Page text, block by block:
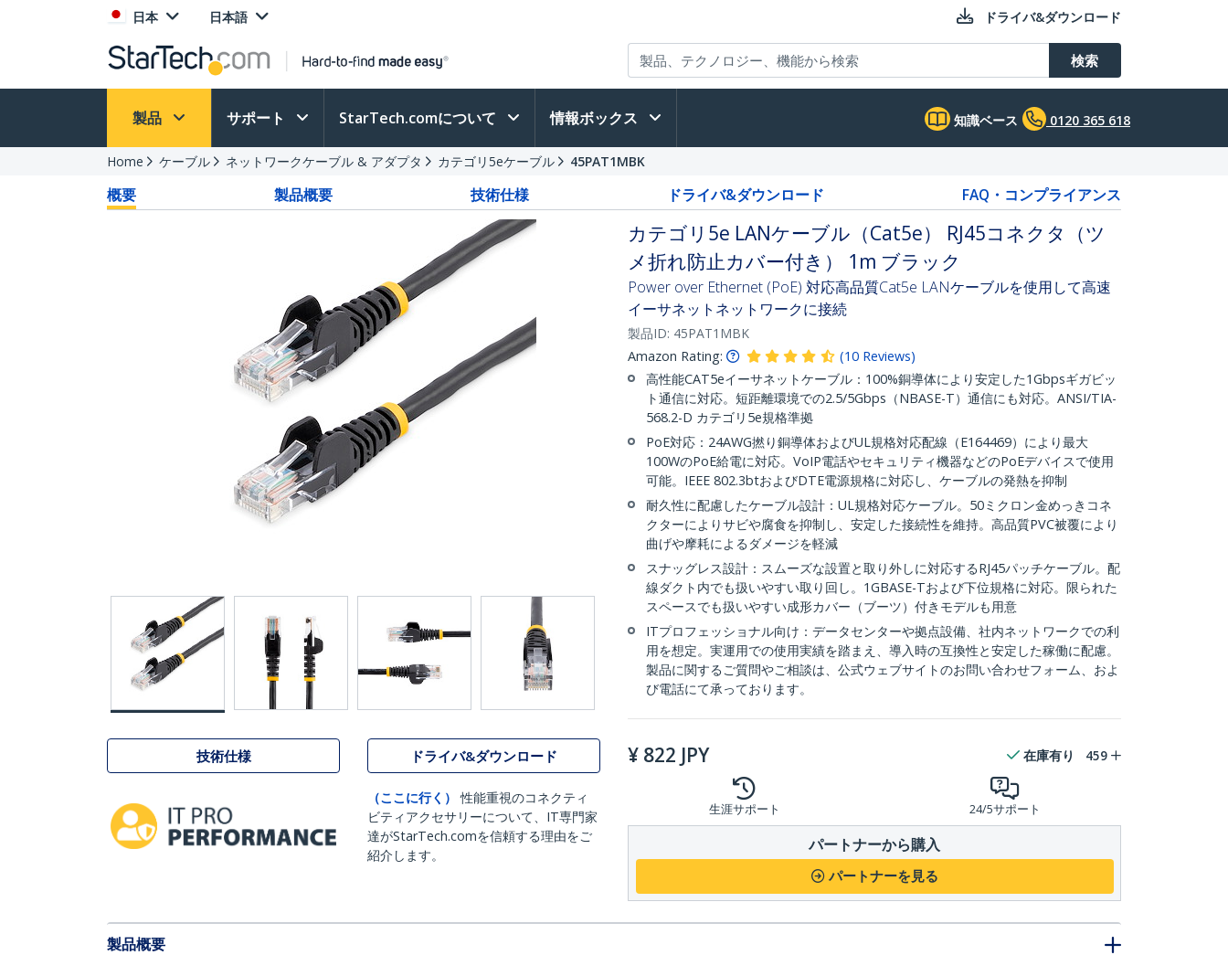
日本 日本語 ドライバ&ダウンロード
検索
製品 サポート StarTech.comについて 情報ボックス 知識ベース 0120 365 618
Home ケーブル ネットワークケーブル & アダプタ カテゴリ5eケーブル 45PAT1MBK
概要 製品概要 技術仕様 ドライバ&ダウンロード FAQ・コンプライアンス
技術仕様 ドライバ&ダウンロード
（ここに行く）
性能重視のコネクティ
ビティアクセサリーについて、IT専門家
達がStarTech.comを信頼する理由をご
紹介します。
カテゴリ5e LANケーブル（Cat5e） RJ45コネクタ（ツ
メ折れ防止カバー付き） 1m ブラック
Power over Ethernet (PoE) 対応高品質Cat5e LANケーブルを使用して高速
イーサネットネットワークに接続
製品ID: 45PAT1MBK
Amazon Rating:
(10 Reviews)
高性能CAT5eイーサネットケーブル：100%銅導体により安定した1Gbpsギガビッ
ト通信に対応。短距離環境での2.5/5Gbps（NBASE-T）通信にも対応。ANSI/TIA-
568.2-D カテゴリ5e規格準拠
PoE対応：24AWG撚り銅導体およびUL規格対応配線（E164469）により最大
100WのPoE給電に対応。VoIP電話やセキュリティ機器などのPoEデバイスで使用
可能。IEEE 802.3btおよびDTE電源規格に対応し、ケーブルの発熱を抑制
耐久性に配慮したケーブル設計：UL規格対応ケーブル。50ミクロン金めっきコネ
クターによりサビや腐食を抑制し、安定した接続性を維持。高品質PVC被覆により
曲げや摩耗によるダメージを軽減
スナッグレス設計：スムーズな設置と取り外しに対応するRJ45パッチケーブル。配
線ダクト内でも扱いやすい取り回し。1GBASE-Tおよび下位規格に対応。限られた
スペースでも扱いやすい成形カバー（ブーツ）付きモデルも用意
ITプロフェッショナル向け：データセンターや拠点設備、社内ネットワークでの利
用を想定。実運用での使用実績を踏まえ、導入時の互換性と安定した稼働に配慮。
製品に関するご質問やご相談は、公式ウェブサイトのお問い合わせフォーム、およ
び電話にて承っております。
¥ 822 JPY 在庫有り 459
生涯サポート 24/5サポート
パートナーから購入
パートナーを見る
製品概要